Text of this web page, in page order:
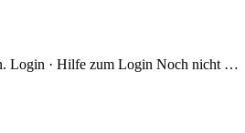
Login · Hilfe zum Login Noch nicht …